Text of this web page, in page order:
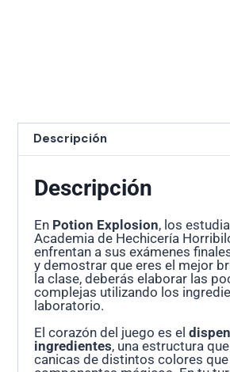
Descripción
Descripción
En Potion Explosion, los
Academia de Hechicería
enfrentan a sus exámenes
y demostrar que eres el mejor
la clase, deberás elaborar las
complejas utilizando los
laboratorio.
El corazón del juego es el
ingredientes, una estructura
canicas de distintos colores